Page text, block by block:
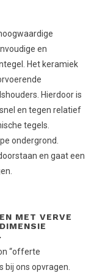
en
Het keramiek
Hierdoor is
en tegen relatief
tegels.
ondergrond.
en gaat een
MET VERVE
“offerte
bij ons opvragen.